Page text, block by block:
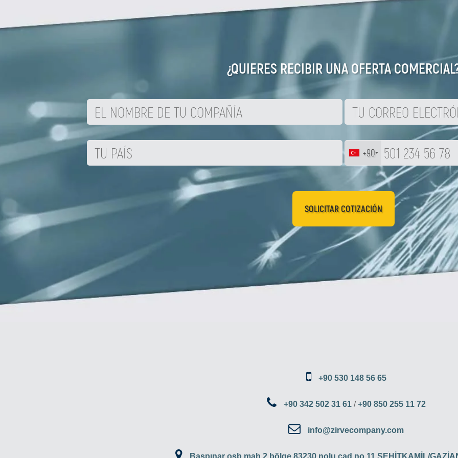
¿QUIERES RECIBIR UNA OFERTA
+90
SOLICITAR COTIZACIÓN
+90 530 148 56 65
+90 342 502 31 61/+90 850 255 11 72
info@zirvecompany.com